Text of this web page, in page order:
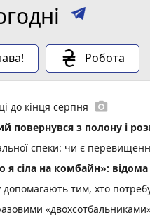
Робота
до кінця серпня photo_camera
повернувся з полону і
спеки: чи є
сіла на комбайн»: відома
допомагають тим, хто